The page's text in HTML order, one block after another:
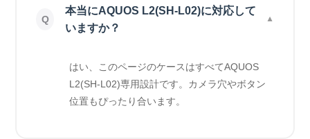
本当にAQUOS L2(SH-L02)に対応して
いますか？
はい、このページのケースはすべてAQUOS
L2(SH-L02)専用設計です。カメラ穴やボタン
位置もぴったり合います。